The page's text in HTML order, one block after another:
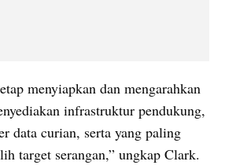
menyiapkan dan mengarahkan
infrastruktur pendukung,
data curian, serta yang paling
target serangan,” ungkap Clark.